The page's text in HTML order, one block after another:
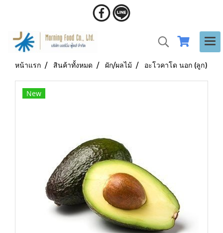
หน้าแรก สินค้าทั้งหมด ผัก/ผลไม้ อะโวคาโด นอก (ลูก)
New